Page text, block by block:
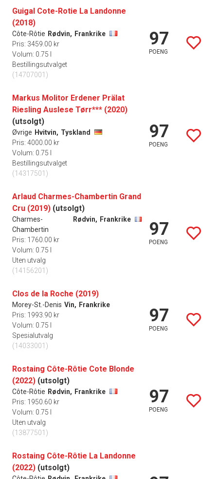
Guigal Cote-Rotie La Landonne
(2018)
Côte-Rôtie Rødvin, Frankrike
Pris: 3459.00 kr
Volum: 0.75 l
Bestillingsutvalget
(14707001)
97
POENG
Markus Molitor Erdener Prälat
Riesling Auslese Tørr*** (2020)
(utsolgt)
Øvrige Hvitvin, Tyskland
Pris: 4000.00 kr
Volum: 0.75 l
Bestillingsutvalget
(14317501)
97
POENG
Arlaud Charmes-Chambertin Grand
Cru (2019) (utsolgt)
Charmes-
Chambertin
Rødvin, Frankrike
Pris: 1760.00 kr
Volum: 0.75 l
Uten utvalg
(14156201)
97
POENG
Clos de la Roche (2019)
Morey-St.-Denis Vin, Frankrike
Pris: 1993.90 kr
Volum: 0.75 l
Spesialutvalg
(14033001)
97
POENG
Rostaing Côte-Rôtie Cote Blonde
(2022) (utsolgt)
Côte-Rôtie Rødvin, Frankrike
Pris: 1950.60 kr
Volum: 0.75 l
Uten utvalg
(13877501)
97
POENG
Rostaing Côte-Rôtie La Landonne
(2022) (utsolgt)